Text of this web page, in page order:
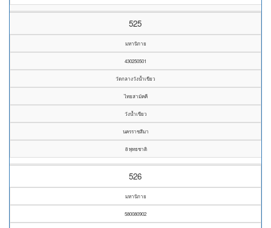
525
มหานิกาย
430250501
วัดกลางวังน้ำเขียว
ไทยสามัคคี
วังน้ำเขียว
นครราชสีมา
8 พุทธชาติ
526
มหานิกาย
580080902